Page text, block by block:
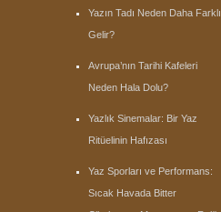
Yazın Tadı Neden Daha Farklı
Gelir?
Avrupa’nın Tarihi Kafeleri
Neden Hala Dolu?
Yazlık Sinemalar: Bir Yaz
Ritüelinin Hafızası
Yaz Sporları ve Performans:
Sıcak Havada Bitter